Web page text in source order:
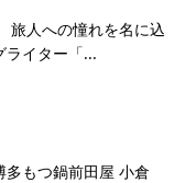
旅人への憧れを名に込
ライター「...
もつ鍋前田屋 小倉